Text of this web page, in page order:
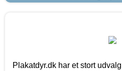
Plakatdyr.dk har et stort